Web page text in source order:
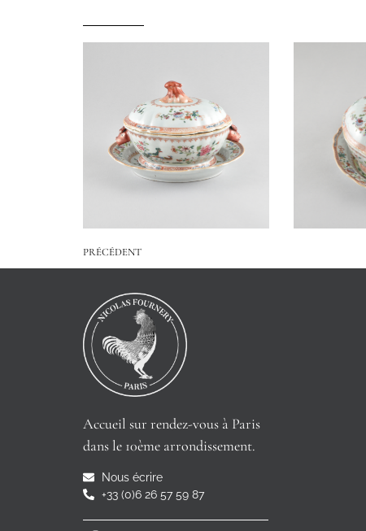
PRÉCÉDENT
Accueil sur rendez-vous à Paris
dans le 10ème arrondissement.
Nous écrire
+33 (0)6 26 57 59 87